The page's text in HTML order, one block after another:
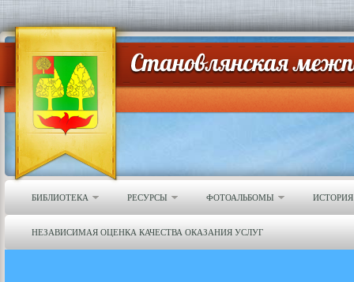
БИБЛИОТЕКА РЕСУРСЫ ФОТОАЛЬБОМЫ
НЕЗАВИСИМАЯ ОЦЕНКА КАЧЕСТВА ОКАЗАНИЯ УСЛУГ